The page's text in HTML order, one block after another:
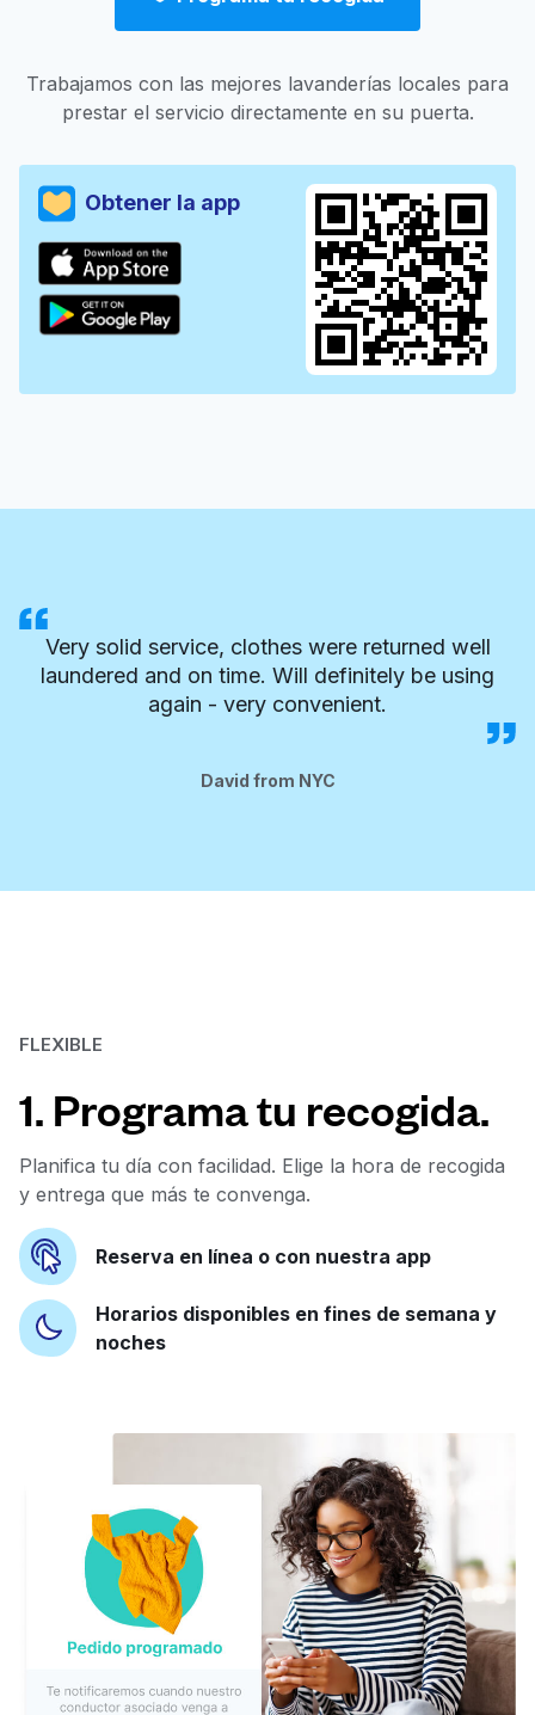
Trabajamos con las mejores lavanderías locales para
prestar el servicio directamente en su puerta.
Obtener la app
Very solid service, clothes were returned well
laundered and on time. Will definitely be using
again - very convenient.
David from NYC
FLEXIBLE
1. Programa tu recogida.
Planifica tu día con facilidad. Elige la hora de recogida
y entrega que más te convenga.
Reserva en línea o con nuestra app
Horarios disponibles en fines de semana y
noches